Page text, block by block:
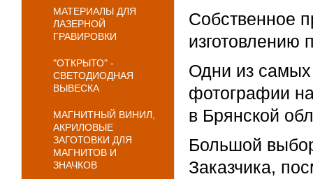
МАТЕРИАЛЫ ДЛЯ
ЛАЗЕРНОЙ
ГРАВИРОВКИ
"ОТКРЫТО" -
СВЕТОДИОДНАЯ
ВЫВЕСКА
МАГНИТНЫЙ ВИНИЛ,
АКРИЛОВЫЕ
ЗАГОТОВКИ ДЛЯ
МАГНИТОВ И
ЗНАЧКОВ
Собственное
изготовлению
Одни из самых
фотографии
в Брянской
Большой
Заказчика,